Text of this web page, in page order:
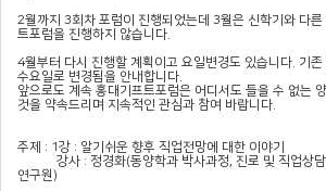
2월까지 3회차 포럼이 진행되었는데 3월은 신학기와 다른
트포럼을 진행하지 않습니다.
4월부터 다시 진행할 계획이고 요일변경도 있습니다. 기
수요일로 변경됨을 안내합니다.
앞으로도 계속 홍대기프트포럼은 어디서도 들을 수 없는
것을 약속드리며 지속적인 관심과 참여 바랍니다.
주제 : 1강 : 알기쉬운 향후 직업전망에 대한 이야기
강사 : 정경화(동양학과 박사과정, 진로 및 직업상담
연구원)